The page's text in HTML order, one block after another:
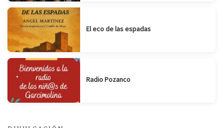
El eco de las espadas
Radio Pozanco